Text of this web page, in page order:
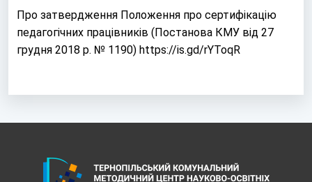
Про затвердження Положення про сертифікацію
педагогічних працівників (Постанова КМУ від 27
грудня 2018 р. № 1190) https://is.gd/rYToqR